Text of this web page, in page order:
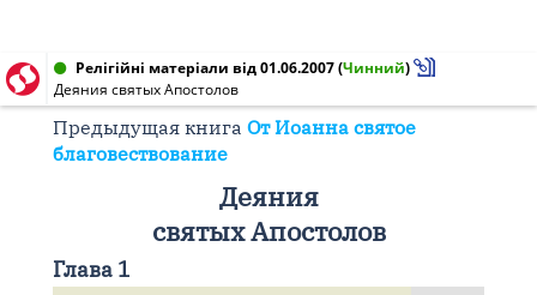
Релігійні матеріали від 01.06.2007(Чинний)
Деяния святых Апостолов
Предыдущая книга От Иоанна святое
благовествование
Деяния
святых Апостолов
Глава 1